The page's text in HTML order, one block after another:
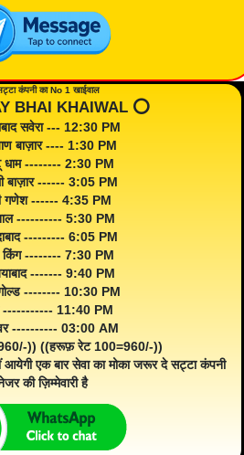
कंपनी का No 1 खाईवाल
BHAI KHAIWAL ⭕️
सवेरा --- 12:30 PM
बाज़ार ---- 1:30 PM
धाम -------- 2:30 PM
बाज़ार ------ 3:05 PM
गणेश ------ 4:35 PM
---------- 5:30 PM
--------- 6:05 PM
किंग -------- 7:30 PM
------- 9:40 PM
-------- 10:30 PM
----------- 11:40 PM
---------- 03:00 AM
)) ((हरूफ़ रेट 100=960/-))
एक बार सेवा का मोका जरूर दे सट्टा कंपनी
की ज़िम्मेवारी है